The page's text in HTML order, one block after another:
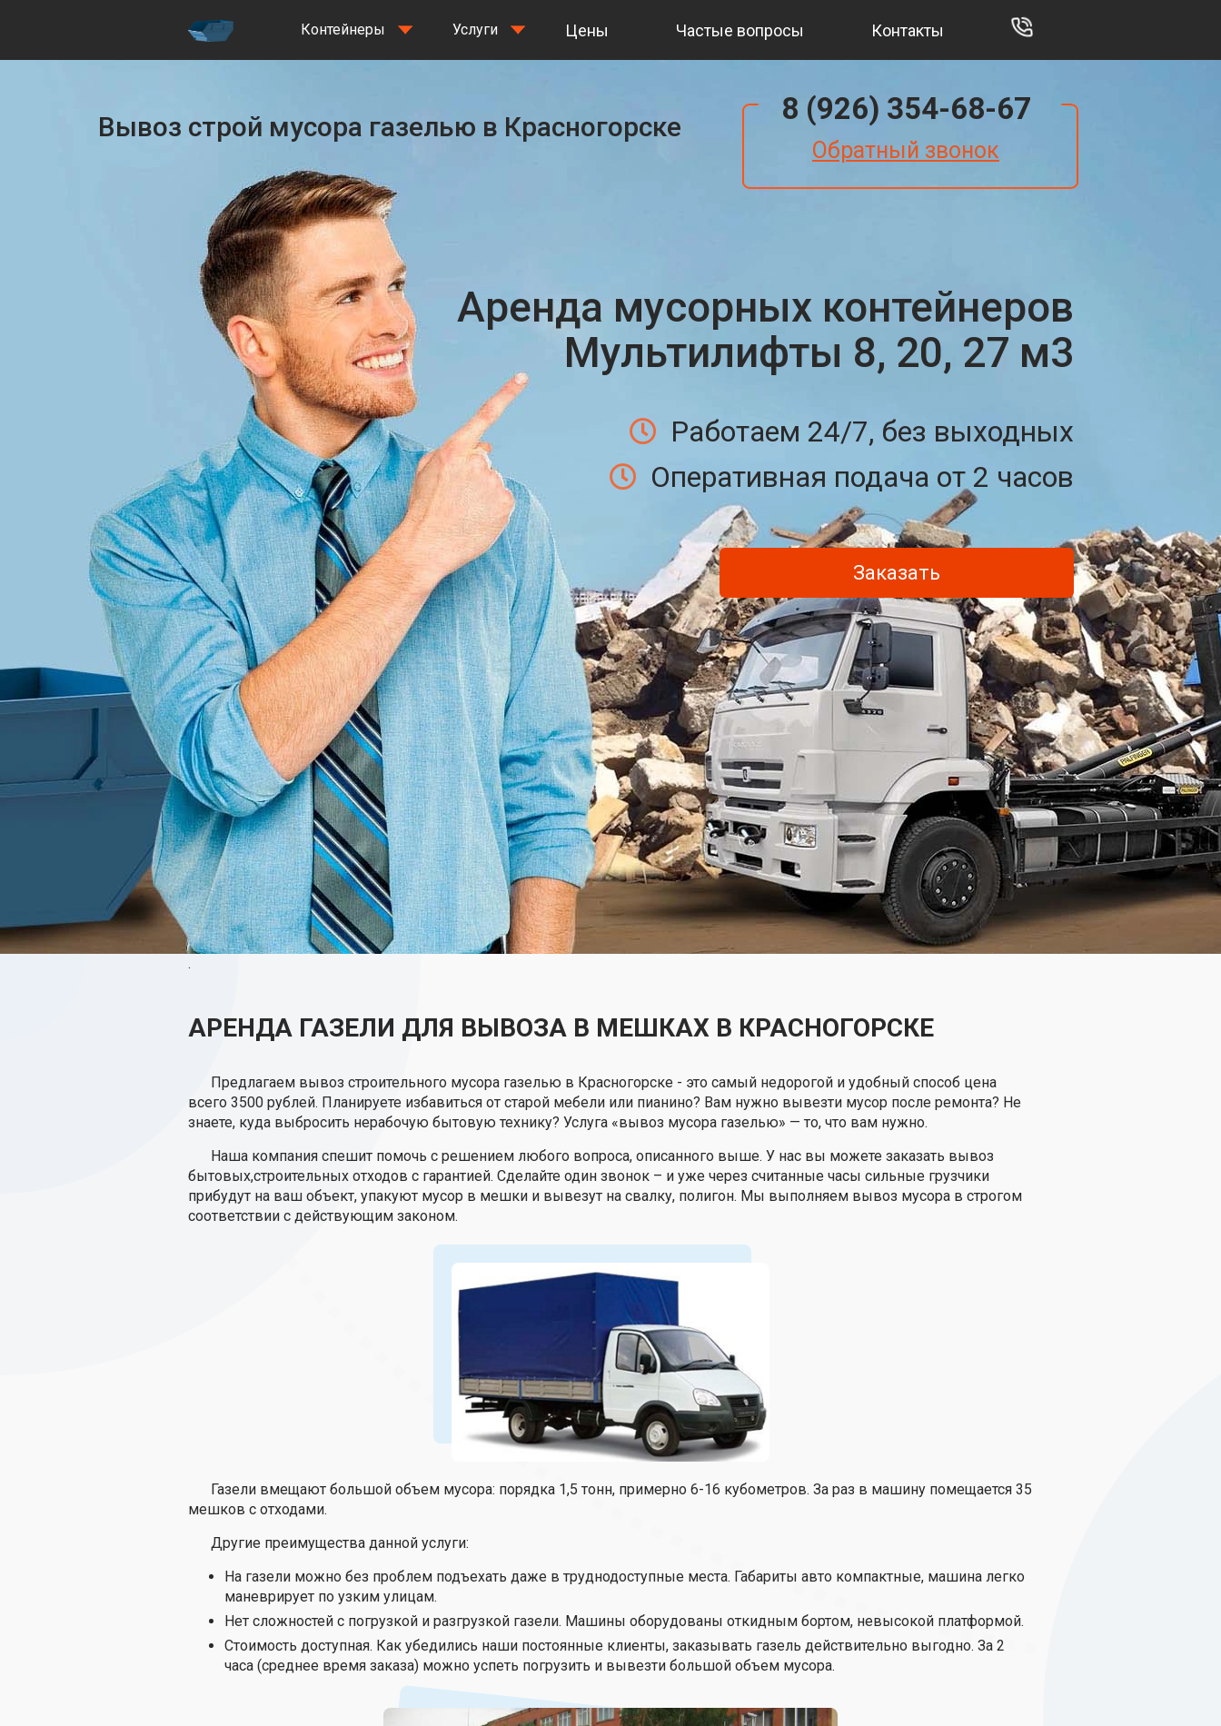
Контейнеры Услуги Цены Частые вопросы Контакты
Вывоз строй мусора газелью в Красногорске
8 (926) 354-68-67
Обратный звонок
Аренда мусорных контейнеров
Мультилифты 8, 20, 27 м3
Работаем 24/7, без выходных
Оперативная подача от 2 часов
Заказать
.
АРЕНДА ГАЗЕЛИ ДЛЯ ВЫВОЗА В МЕШКАХ В КРАСНОГОРСКЕ
Предлагаем вывоз строительного мусора газелью в Красногорске - это самый недорогой и удобный способ цена
всего 3500 рублей. Планируете избавиться от старой мебели или пианино? Вам нужно вывезти мусор после ремонта? Не
знаете, куда выбросить нерабочую бытовую технику? Услуга «вывоз мусора газелью» — то, что вам нужно.
Наша компания спешит помочь с решением любого вопроса, описанного выше. У нас вы можете заказать вывоз
бытовых,строительных отходов с гарантией. Сделайте один звонок – и уже через считанные часы сильные грузчики
прибудут на ваш объект, упакуют мусор в мешки и вывезут на свалку, полигон. Мы выполняем вывоз мусора в строгом
соответствии с действующим законом.
Газели вмещают большой объем мусора: порядка 1,5 тонн, примерно 6-16 кубометров. За раз в машину помещается 35
мешков с отходами.
Другие преимущества данной услуги:
На газели можно без проблем подъехать даже в труднодоступные места. Габариты авто компактные, машина легко
маневрирует по узким улицам.
Нет сложностей с погрузкой и разгрузкой газели. Машины оборудованы откидным бортом, невысокой платформой.
Стоимость доступная. Как убедились наши постоянные клиенты, заказывать газель действительно выгодно. За 2
часа (среднее время заказа) можно успеть погрузить и вывезти большой объем мусора.